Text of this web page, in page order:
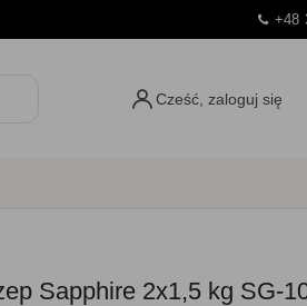
+48
Cześć, zaloguj się
Sapphire 2x1,5 kg SG-